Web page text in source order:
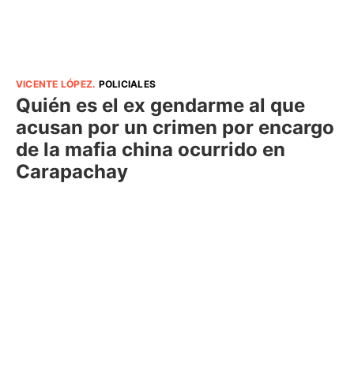
VICENTE LÓPEZ. POLICIALES
Quién es el ex gendarme al que
acusan por un crimen por encargo
de la mafia china ocurrido en
Carapachay